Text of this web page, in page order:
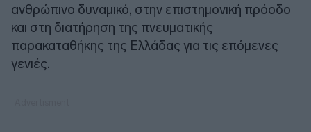
ανθρώπινο δυναμικό, στην επιστημονική πρόοδο
και στη διατήρηση της πνευματικής
παρακαταθήκης της Ελλάδας για τις επόμενες
γενιές.